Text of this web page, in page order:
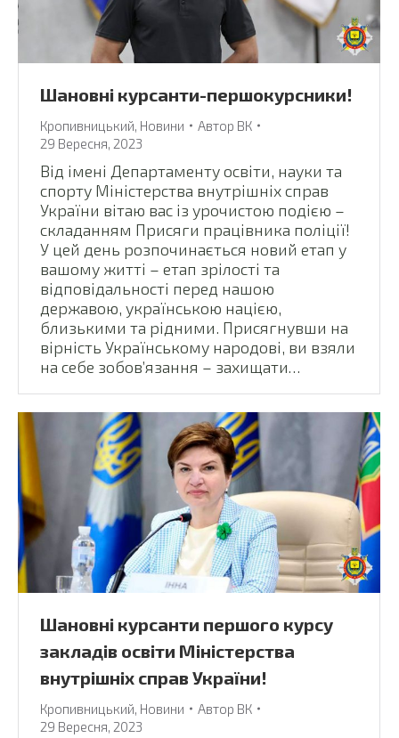
Шановні курсанти-першокурсники!
Кропивницький Новини Автор ВК
29 Вересня, 2023
Від імені Департаменту освіти, науки та
спорту Міністерства внутрішніх справ
України вітаю вас із урочистою подією –
складанням Присяги працівника поліції!
У цей день розпочинається новий етап у
вашому житті – етап зрілості та
відповідальності перед нашою
державою, українською нацією,
близькими та рідними. Присягнувши на
вірність Українському народові, ви взяли
на себе зобов’язання – захищати…
Шановні курсанти першого курсу
закладів освіти Міністерства
внутрішніх справ України!
Кропивницький, Новини Автор ВК
29 Вересня, 2023